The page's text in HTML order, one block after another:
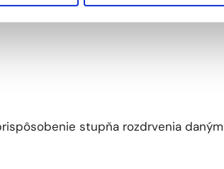
stupňa rozdrvenia daným